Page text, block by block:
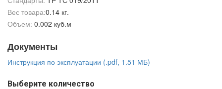
Вес товара:0.14 кг.
Объем: 0.002 куб.м
Документы
Инструкция по эксплуатации (.pdf, 1.51 МБ)
Выберите количество